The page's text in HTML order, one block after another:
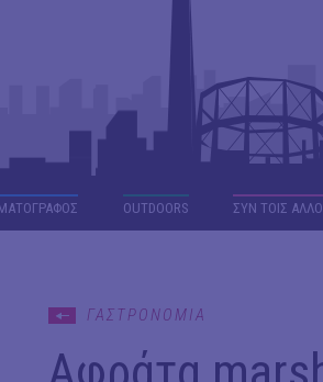
OUTDΟORS ΣΥΝ ΤΟΙΣ
ΓΑΣΤΡΟΝΟΜΙΑ